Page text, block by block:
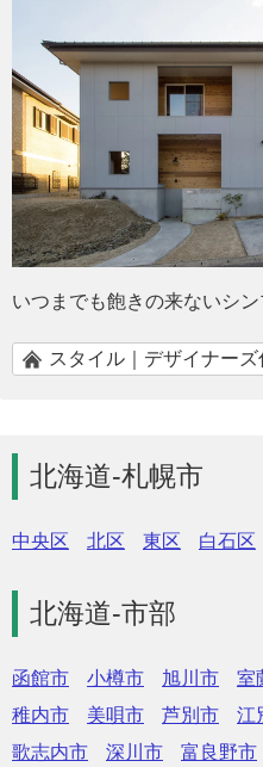
いつまでも飽きの来ないシ
スタイル｜デザイナーズ
北海道-札幌市
中央区 北区 東区 白石区
北海道-市部
函館市 小樽市 旭川市 室
稚内市
美唄市 芦別市 江
歌志内市
深川市 富良野市